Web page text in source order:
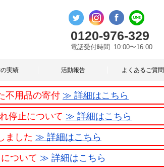
0120-976-329
電話受付時間 10:00〜16:00
実績 活動報告 よくあるご質問
不用品の寄付 ≫ 詳細はこちら
停止について ≫ 詳細はこちら
ました ≫ 詳細はこちら
ついて ≫ 詳細はこちら